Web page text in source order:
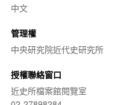
中文
管理權
中央研究院近代史研究所
授權聯絡窗口
近史所檔案館閱覽室